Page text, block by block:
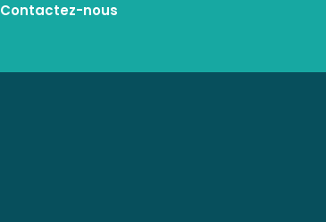
Contactez-nous